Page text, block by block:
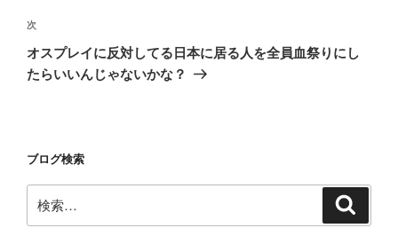
ゲ
ー
シ
次
の
投
次
オスプレイに反対してる日本に居る人を全員血祭りにし
たらいいんじゃないかな？
ブログ検索
索: